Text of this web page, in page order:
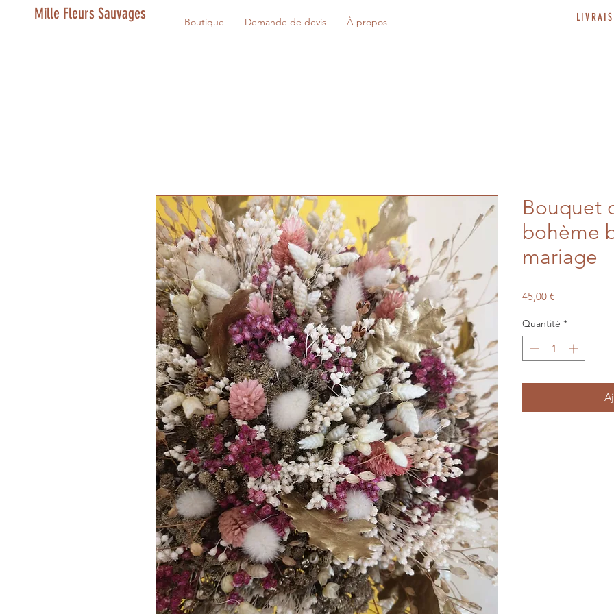
Mille Fleurs Sauvages Boutique Demande de devis À propos
Bouquet
bohème
mariage
45,00 €Prix
Quantité *